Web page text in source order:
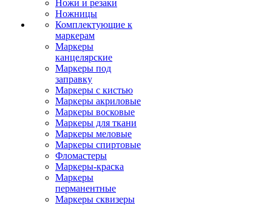
Ножи и резаки
Ножницы
Комплектующие к
маркерам
Маркеры
канцелярские
Маркеры под
заправку
Маркеры с кистью
Маркеры акриловые
Маркеры восковые
Маркеры для ткани
Маркеры меловые
Маркеры спиртовые
Фломастеры
Маркеры-краска
Маркеры
перманентные
Маркеры сквизеры